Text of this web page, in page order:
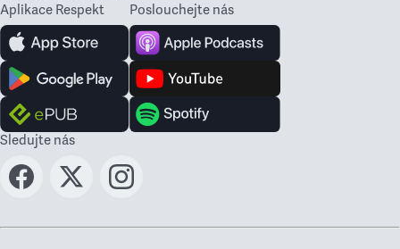
Aplikace Respekt Poslouchejte nás
Sledujte nás